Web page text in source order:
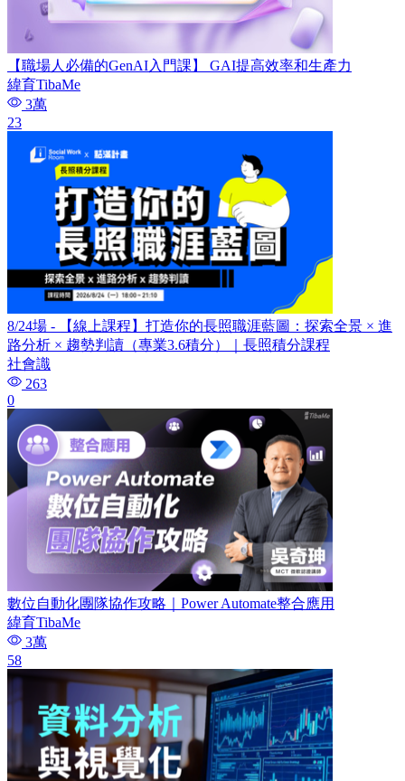
【職場人必備的GenAI入門課】 GAI提高效率和生產力
緯育TibaMe
3萬
23
8/24場 - 【線上課程】打造你的長照職涯藍圖：探索全景 × 進
路分析 × 趨勢判讀（專業3.6積分）｜長照積分課程
社會識
263
0
數位自動化團隊協作攻略｜Power Automate整合應用
緯育TibaMe
3萬
58